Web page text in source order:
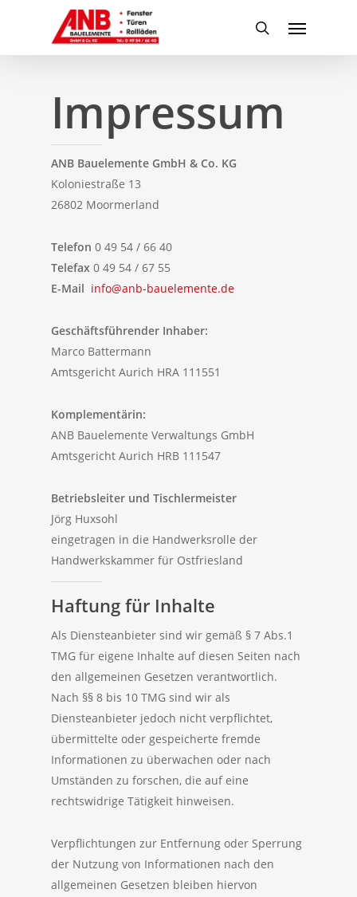
search
Menu
Impressum
ANB Bauelemente GmbH & Co. KG
Koloniestraße 13
26802 Moormerland
Telefon 0 49 54 / 66 40
Telefax 0 49 54 / 67 55
E-Mail info@anb-bauelemente.de
Geschäftsführender Inhaber:
Marco Battermann
Amtsgericht Aurich HRA 111551
Komplementärin:
ANB Bauelemente Verwaltungs GmbH
Amtsgericht Aurich HRB 111547
Betriebsleiter und Tischlermeister
Jörg Huxsohl
eingetragen in die Handwerksrolle der
Handwerkskammer für Ostfriesland
Haftung für Inhalte
Als Diensteanbieter sind wir gemäß § 7 Abs.1
TMG für eigene Inhalte auf diesen Seiten nach
den allgemeinen Gesetzen verantwortlich.
Nach §§ 8 bis 10 TMG sind wir als
Diensteanbieter jedoch nicht verpflichtet,
übermittelte oder gespeicherte fremde
Informationen zu überwachen oder nach
Umständen zu forschen, die auf eine
rechtswidrige Tätigkeit hinweisen.
Verpflichtungen zur Entfernung oder Sperrung
der Nutzung von Informationen nach den
allgemeinen Gesetzen bleiben hiervon